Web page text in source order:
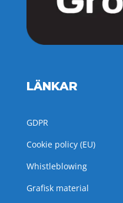
LÄNKAR
GDPR
Cookie policy (EU)
Whistleblowing
Grafisk material